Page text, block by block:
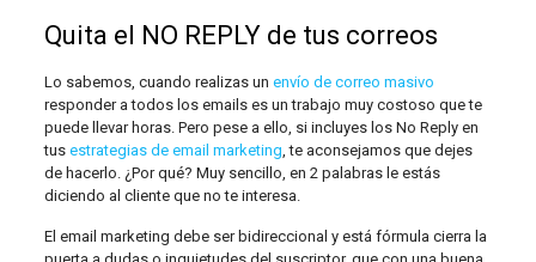
Quita el NO REPLY de tus correos
Lo sabemos, cuando realizas un envío de correo masivo
responder a todos los emails es un trabajo muy costoso que te
puede llevar horas. Pero pese a ello, si incluyes los No Reply en
tus estrategias de email marketing, te aconsejamos que dejes
de hacerlo. ¿Por qué? Muy sencillo, en 2 palabras le estás
diciendo al cliente que no te interesa.
El email marketing debe ser bidireccional y está fórmula cierra la